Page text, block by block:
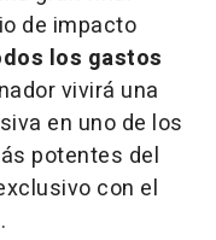
de impacto
los gastos
vivirá una
en uno de los
potentes del
con el
.